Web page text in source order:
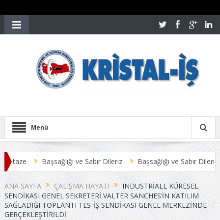
Menü
Başsağlığı ve Sabır Dileriz Başsağlığı ve Sabır Dileriz
ANA SAYFA ÇALIŞMA HAYATI
INDUSTRIALL KÜRESEL
SENDIKASI GENEL SEKRETERI VALTER SANCHES’IN KATILIM
SAĞLADIĞI TOPLANTI TES-İŞ SENDIKASI GENEL MERKEZINDE
GERÇEKLEŞTIRILDI